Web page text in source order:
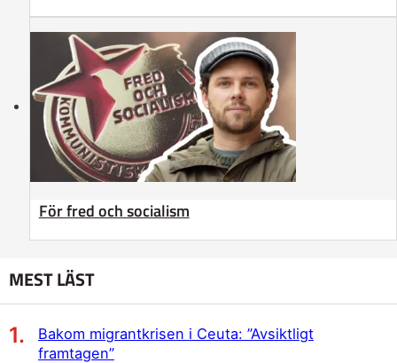
För fred och socialism
MEST LÄST
Bakom migrantkrisen i Ceuta: ”Avsiktligt
framtagen”